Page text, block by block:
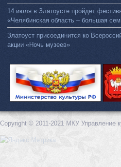
14 июля в Златоусте пройдет
«Челябинская область – большая
Златоуст присоединится ко
акции «Ночь музеев»
Copyright © 2011-2021 МКУ Управление